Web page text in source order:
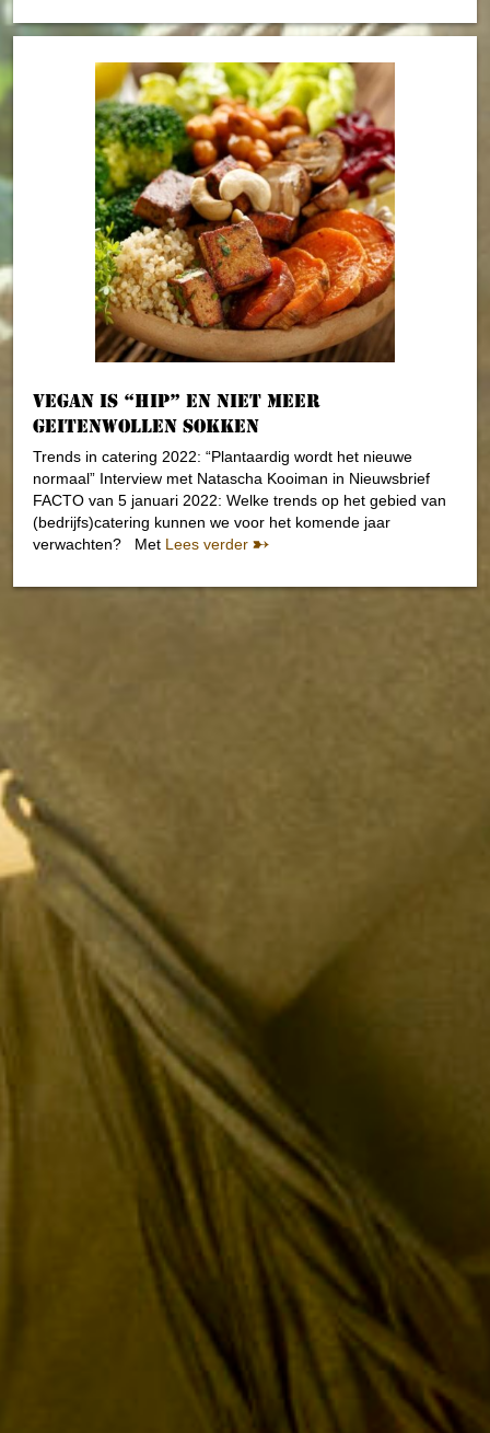
Vegan is “Hip” en niet meer
Geitenwollen Sokken
Trends in catering 2022: “Plantaardig wordt het nieuwe
normaal” Interview met Natascha Kooiman in Nieuwsbrief
FACTO van 5 januari 2022: Welke trends op het gebied van
(bedrijfs)catering kunnen we voor het komende jaar
verwachten? Met Lees verder